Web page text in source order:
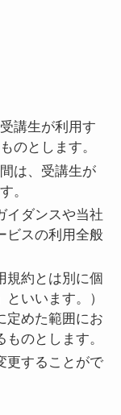
講生が利用す
のとします。
は、受講生が
。
イダンスや当社
ビスの利用全般
規約とは別に個
いいます。）
定めた範囲にお
のとします。
更することがで